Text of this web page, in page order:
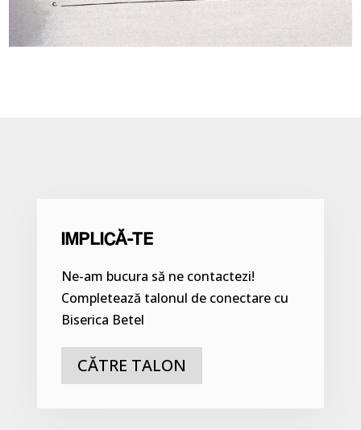
IMPLICĂ-TE
Ne-am bucura să ne contactezi!
Completează talonul de conectare cu
Biserica Betel
CĂTRE TALON